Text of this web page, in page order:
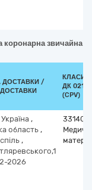
коронарна звичайна
ДОСТАВКИ /
ДОСТАВКИ
ДК
(CPV)
Україна ,
область,
,
2026
Медичні